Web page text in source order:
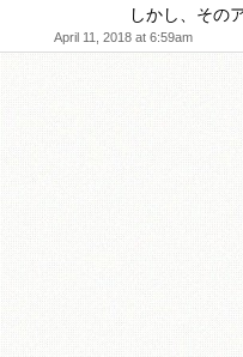
しかし、その
April 11, 2018 at 6:59am